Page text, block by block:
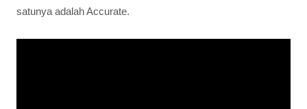
satunya adalah Accurate.